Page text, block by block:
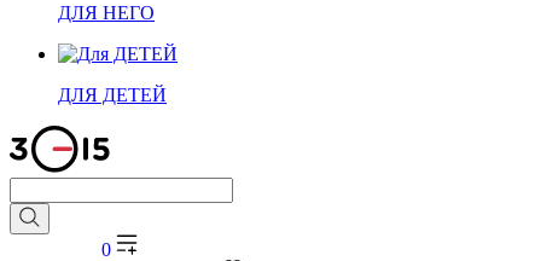
ДЛЯ НЕГО
ДЛЯ ДЕТЕЙ
0